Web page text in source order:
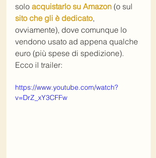
solo acquistarlo su Amazon (o sul
sito che gli è dedicato,
ovviamente), dove comunque lo
vendono usato ad appena qualche
euro (più spese di spedizione).
Ecco il trailer:
https://www.youtube.com/watch?
v=DrZ_xY3CFFw